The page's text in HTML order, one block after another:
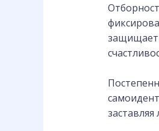
защищает